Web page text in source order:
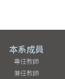
本系成員
專任教師
兼任教師